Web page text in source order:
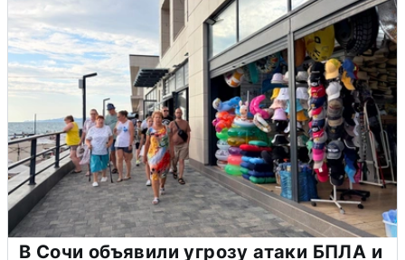
В Сочи объявили угрозу атаки БПЛА и